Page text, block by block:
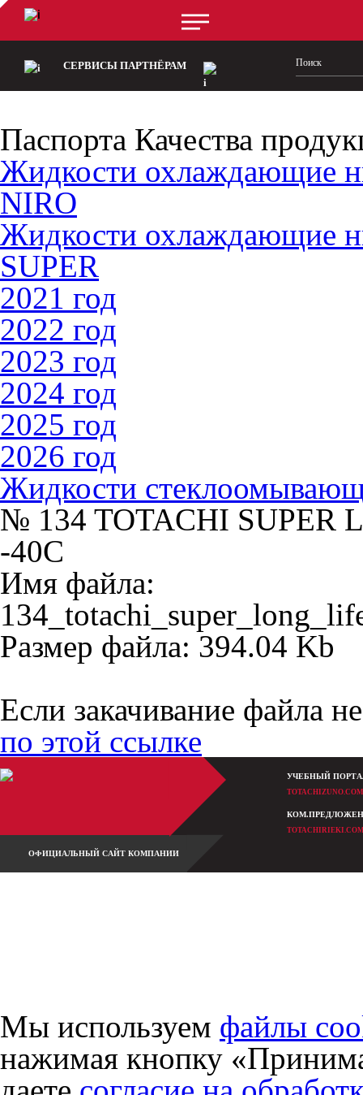
СЕРВИСЫ ПАРТНЁРАМ
Паспорта Качества
Жидкости охлаждающие
NIRO
Жидкости охлаждающие
SUPER
2021 год
2022 год
2023 год
2024 год
2025 год
2026 год
Жидкости
№ 134 TOTACHI SUPER
-40C
Имя файла:
Размер файла: 394.04 Kb
Если закачивание файла
по этой ссылке
ОФИЦИАЛЬНЫЙ САЙТ КОМПАНИИ
УЧЕБНЫЙ
TOTACHIZUNO.COM
Мы используем файлы
нажимая кнопку